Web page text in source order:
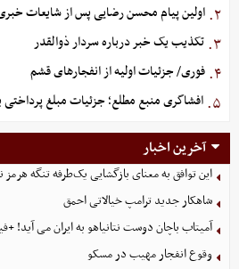
۲. اولین پیام محسن رضایی پس از شایعات
۳. تکذیب یک خبر درباره سردار ذوالقدر
۴. فوری/ جزئیات اولیه از انفجارهای قشم
۵. افشاگری منبع مطلع؛ جزئیات مبلغ پرداختی
آخرین اخبار
این توافق به معنای بازگشایی یک‌طرفه تنگه
شاهکار جدید ترامپ خیالاتی احمق
آمیتاب باچان دوست نتانیاهو به ایران می آید!
وقوع انفجار مهیب در مسکو